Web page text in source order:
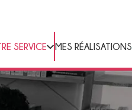
SERVICE MES RÉALISATIONS